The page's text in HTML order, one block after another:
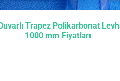
Trapez Polikarbonat
1000 mm Fiyatları